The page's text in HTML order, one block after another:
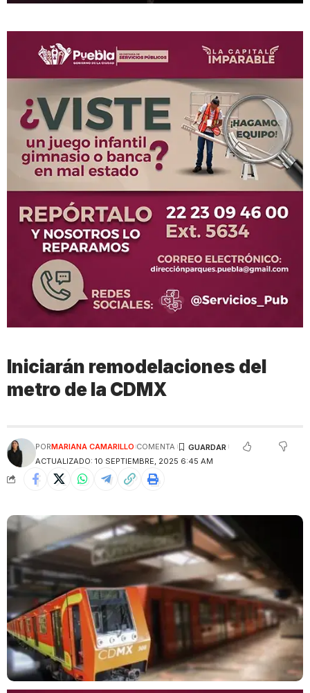
Iniciarán remodelaciones del
metro de la CDMX
ACTUALIZADO: 10 SEPTIEMBRE, 2025 6:45 AM
PORMARIANA CAMARILLO COMENTA